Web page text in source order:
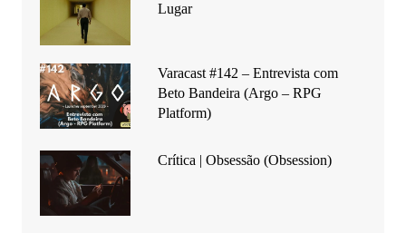
Lugar
Varacast #142 – Entrevista com
Beto Bandeira (Argo – RPG
Platform)
Crítica | Obsessão (Obsession)